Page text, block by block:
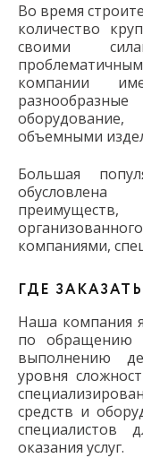
Во время
количество
своими
компании
объемными
Большая
компаниями,
ГДЕ
Наша компания
по обращению
выполнению
уровня
средств и
специалистов
оказания услуг.